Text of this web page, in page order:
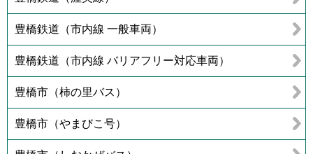
豊橋鉄道（市内線 一般車両）
豊橋鉄道（市内線 バリアフリー対応車両）
豊橋市（柿の里バス）
豊橋市（やまびこ号）